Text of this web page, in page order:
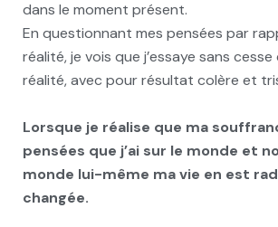
dans le moment présent.
En questionnant mes pensées par
réalité, je vois que j’essaye sans
réalité, avec pour résultat colère et
Lorsque je réalise que ma
pensées que j’ai sur le monde et
monde lui-même ma vie en est
changée.